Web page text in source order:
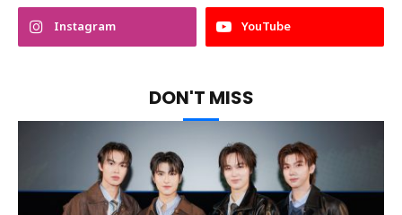
Instagram YouTube
DON'T MISS